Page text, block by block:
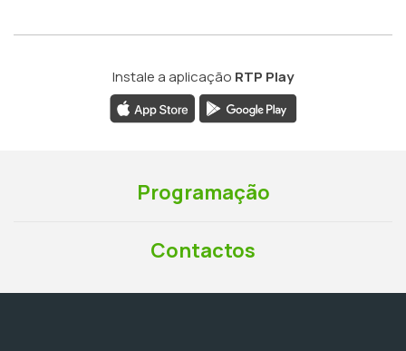
Instale a aplicação RTP Play
Programação
Contactos